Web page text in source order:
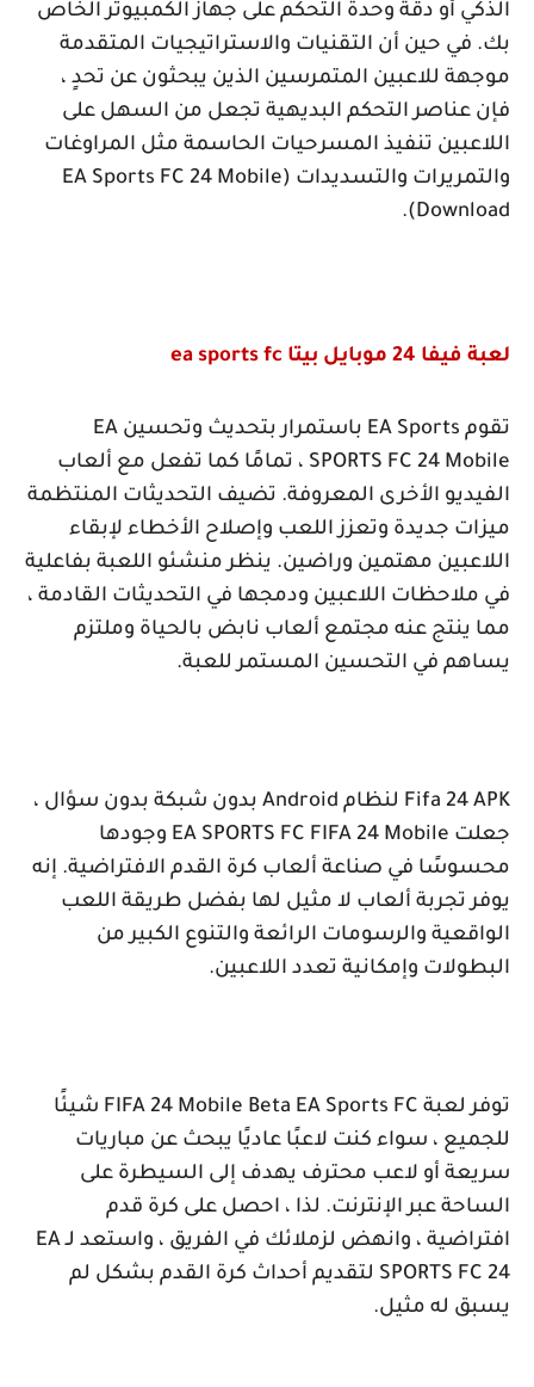
الذكي أو دقة وحدة التحكم على جهاز الكمبيوتر الخاص
بك. في حين أن التقنيات والاستراتيجيات المتقدمة
موجهة للاعبين المتمرسين الذين يبحثون عن تحدٍ ،
فإن عناصر التحكم البديهية تجعل من السهل على
اللاعبين تنفيذ المسرحيات الحاسمة مثل المراوغات
والتمريرات والتسديدات (EA Sports FC 24 Mobile
Download
).
لعبة فيفا 24 موبايل بيتا ea sports fc
تقوم EA Sports باستمرار بتحديث وتحسين EA
SPORTS FC 24 Mobile ، تمامًا كما تفعل مع ألعاب
الفيديو الأخرى المعروفة. تضيف التحديثات المنتظمة
ميزات جديدة وتعزز اللعب وإصلاح الأخطاء لإبقاء
اللاعبين مهتمين وراضين. ينظر منشئو اللعبة بفاعلية
في ملاحظات اللاعبين ودمجها في التحديثات القادمة ،
مما ينتج عنه مجتمع ألعاب نابض بالحياة وملتزم
يساهم في التحسين المستمر للعبة.
Fifa 24 APK لنظام Android بدون شبكة بدون سؤال ،
جعلت EA SPORTS FC FIFA 24 Mobile وجودها
محسوسًا في صناعة ألعاب كرة القدم الافتراضية. إنه
يوفر تجربة ألعاب لا مثيل لها بفضل طريقة اللعب
الواقعية والرسومات الرائعة والتنوع الكبير من
البطولات وإمكانية تعدد اللاعبين.
توفر لعبة FIFA 24 Mobile Beta EA Sports FC شيئًا
للجميع ، سواء كنت لاعبًا عاديًا يبحث عن مباريات
سريعة أو لاعب محترف يهدف إلى السيطرة على
الساحة عبر الإنترنت. لذا ، احصل على كرة قدم
افتراضية ، وانهض لزملائك في الفريق ، واستعد لـEA
SPORTS FC 24 لتقديم أحداث كرة القدم بشكل لم
يسبق له مثيل.